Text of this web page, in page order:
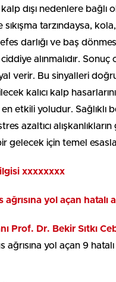
dışı nedenlere bağlı
sıkışma tarzındaysa,
darlığı ve baş
alınmalıdır. Sonuç
verir. Bu sinyalleri
kalıcı kalp
etkili yoludur. Sağlıklı
azaltıcı
gelecek için temel
xxxxxxxx
ağrısına yol açan hatalı
Prof. Dr. Bekir Sıtkı
ağrısına yol açan 9 hatalı